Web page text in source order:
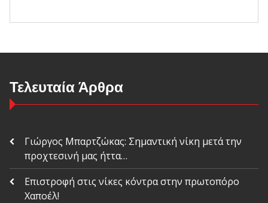
Τελευταία Άρθρα
Γιώργος Μπαρτζώκας: Σημαντική νίκη μετά την
προχτεσινή μας ήττα…
Επιστροφή στις νίκες κόντρα στην πρωτοπόρο
Χαποέλ!